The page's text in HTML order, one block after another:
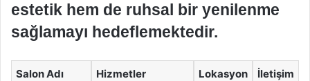
estetik hem de ruhsal bir yenilenme
sağlamayı hedeflemektedir.
Salon Adı Hizmetler Lokasyon İletişim